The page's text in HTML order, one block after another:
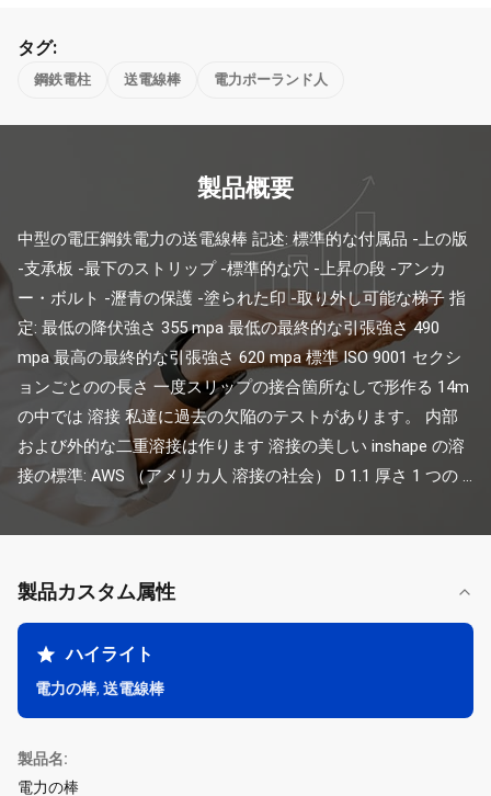
タグ:
鋼鉄電柱 送電線棒 電力ポーランド人
製品概要
中型の電圧鋼鉄電力の送電線棒 記述: 標準的な付属品 -上の版
-支承板 -最下のストリップ -標準的な穴 -上昇の段 -アンカ
ー・ボルト -瀝青の保護 -塗られた印 -取り外し可能な梯子 指
定: 最低の降伏強さ 355 mpa 最低の最終的な引張強さ 490
mpa 最高の最終的な引張強さ 620 mpa 標準 ISO 9001 セクシ
ョンごとのの長さ 一度スリップの接合箇所なしで形作る 14m
の中では 溶接 私達に過去の欠陥のテストがあります。 内部
および外的な二重溶接は作ります 溶接の美しい inshape の溶
接の標準: AWS （アメリカ人 溶接の社会） D 1.1 厚さ 1 つの ...
製品カスタム属性
ハイライト
電力の棒, 送電線棒
製品名:
電力の棒